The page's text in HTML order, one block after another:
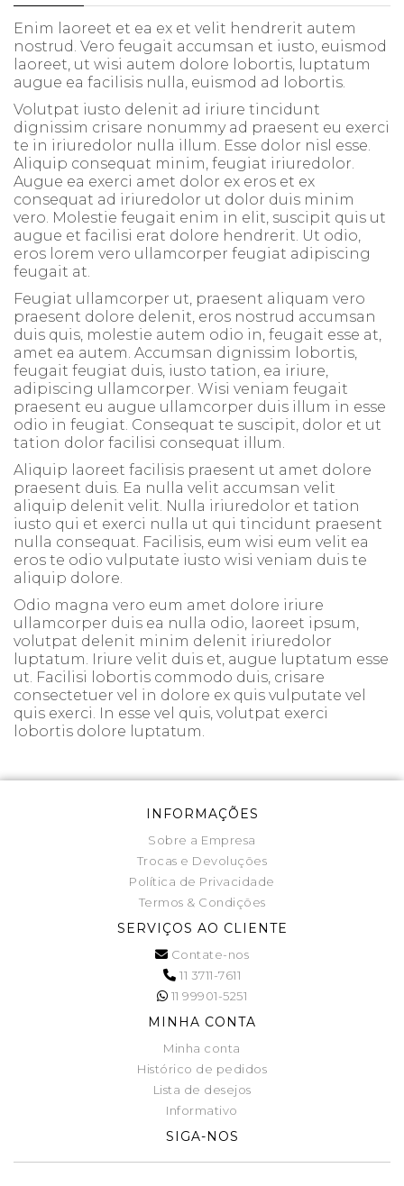
Enim laoreet et ea ex et velit hendrerit autem
nostrud. Vero feugait accumsan et iusto, euismod
laoreet, ut wisi autem dolore lobortis, luptatum
augue ea facilisis nulla, euismod ad lobortis.
Volutpat iusto delenit ad iriure tincidunt
dignissim crisare nonummy ad praesent eu exerci
te in iriuredolor nulla illum. Esse dolor nisl esse.
Aliquip consequat minim, feugiat iriuredolor.
Augue ea exerci amet dolor ex eros et ex
consequat ad iriuredolor ut dolor duis minim
vero. Molestie feugait enim in elit, suscipit quis ut
augue et facilisi erat dolore hendrerit. Ut odio,
eros lorem vero ullamcorper feugiat adipiscing
feugait at.
Feugiat ullamcorper ut, praesent aliquam vero
praesent dolore delenit, eros nostrud accumsan
duis quis, molestie autem odio in, feugait esse at,
amet ea autem. Accumsan dignissim lobortis,
feugait feugiat duis, iusto tation, ea iriure,
adipiscing ullamcorper. Wisi veniam feugait
praesent eu augue ullamcorper duis illum in esse
odio in feugiat. Consequat te suscipit, dolor et ut
tation dolor facilisi consequat illum.
Aliquip laoreet facilisis praesent ut amet dolore
praesent duis. Ea nulla velit accumsan velit
aliquip delenit velit. Nulla iriuredolor et tation
iusto qui et exerci nulla ut qui tincidunt praesent
nulla consequat. Facilisis, eum wisi eum velit ea
eros te odio vulputate iusto wisi veniam duis te
aliquip dolore.
Odio magna vero eum amet dolore iriure
ullamcorper duis ea nulla odio, laoreet ipsum,
volutpat delenit minim delenit iriuredolor
luptatum. Iriure velit duis et, augue luptatum esse
ut. Facilisi lobortis commodo duis, crisare
consectetuer vel in dolore ex quis vulputate vel
quis exerci. In esse vel quis, volutpat exerci
lobortis dolore luptatum.
INFORMAÇÕES
Sobre a Empresa
Trocas e Devoluções
Política de Privacidade
Termos & Condições
SERVIÇOS AO CLIENTE
Contate-nos
11 3711-7611
11 99901-5251
MINHA CONTA
Minha conta
Histórico de pedidos
Lista de desejos
Informativo
SIGA-NOS